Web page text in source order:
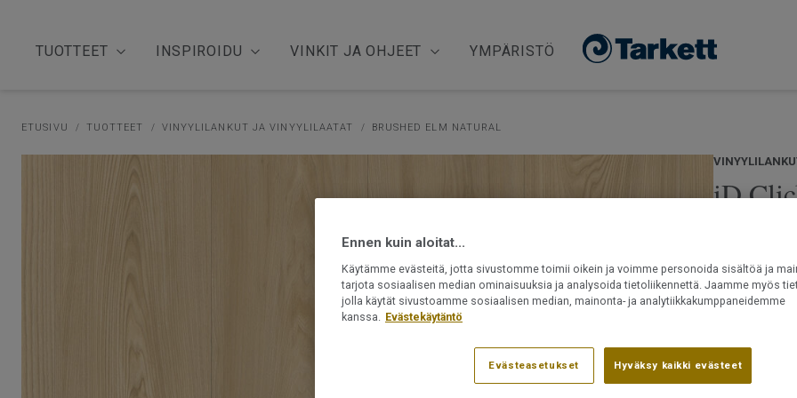
TUOTTEET INSPIROIDU VINKIT JA OHJEET YMPÄRISTÖ
ETUSIVU TUOTTEET VINYYLILANKUT JA VINYYLILAATAT BRUSHED ELM NATURAL
iD
iD Click
vaikka
lattia on
Lue lisää
Ennen kuin aloitat...
Käytämme evästeitä, jotta sivustomme toimii oikein ja voimme personoida sisältöä ja
tarjota sosiaalisen median ominaisuuksia ja analysoida tietoliikennettä. Jaamme myös
jolla käytät sivustoamme sosiaalisen median, mainonta- ja analytiikkakumppaneidemme
kanssa.
Evästekäytäntö
Evästeasetukset Hyväksy kaikki evästeet